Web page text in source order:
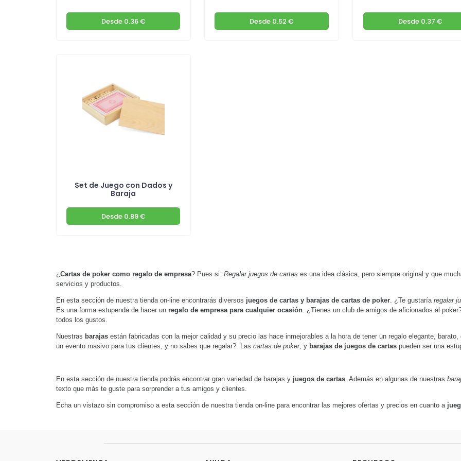
Desde 0.36 € Desde 0.52 € Desde0.37 €
Set de Juego con Dados y
Baraja
Desde 0.89 €
¿ Cartas de poker como regalo de empresa? Pues si: Regalar juegos de cartas es una idea clásica, pero siempre original y que
servicios y productos.
En esta sección de nuestra tienda on-line encontrarás diversos juegos de cartas y barajas de cartas de poker. ¿Te gustaría regalar
Es una forma estupenda de hacer un regalo de empresa para cualquier ocasión. ¿Tienes un club de amigos de aficionados al
todos los gustos.
Nuestras barajas están fabricadas con la mejor calidad y su precio las hace inmejorables a la hora de tener un regalo elegante,
un evento masivo para tus clientes, y no sabes que regalar?. Las cartas de poker, y barajas de juegos de cartaspueden ser una
En esta sección de nuestra tienda podrás encontrar gran variedad de barajas y juegos de cartas. Además en algunas de nuestras
texto que más te guste para sorprender a tus amigos y clientes.
Echa un vistazo sin compromiso a esta sección de nuestra tienda on-line para encontrar las mejores ofertas y precios en cuanto a